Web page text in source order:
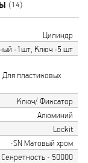
(14)
Цилиндр
-1шт, Ключ -5 шт
пластиковых
Ключ/ Фиксатор
Алюминий
Lockit
-SN Матовый хром
- 50000